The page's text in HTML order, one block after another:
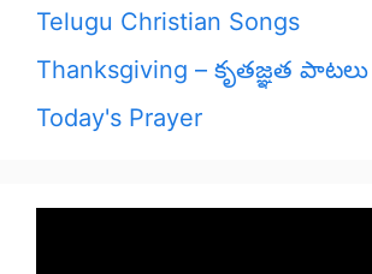
Telugu Christian Songs
Thanksgiving – కృతజ్ఞత పాటలు
Today's Prayer